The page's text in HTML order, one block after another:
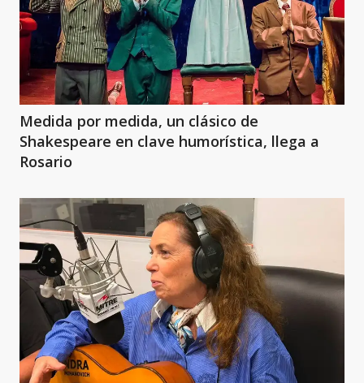
Medida por medida, un clásico de
Shakespeare en clave humorística, llega a
Rosario